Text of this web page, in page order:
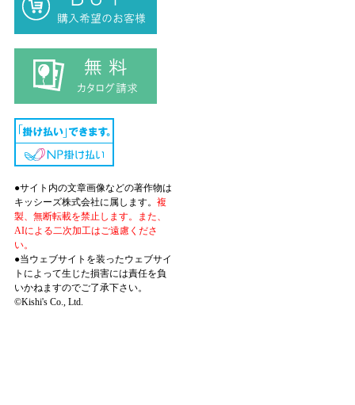
●サイト内の文章画像などの著作物は
キッシーズ株式会社に属します。 複
製、無断転載を禁止します。また、
AIによる二次加工はご遠慮くださ
い。
●当ウェブサイトを装ったウェブサイ
トによって生じた損害には責任を負
いかねますのでご了承下さい。
©Kishi's Co., Ltd.